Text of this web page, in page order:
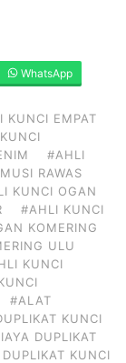
WhatsApp
KUNCI EMPAT
#AHLI
RAWAS
KUNCI OGAN
#AHLI KUNCI
KOMERING
ULU
KUNCI
#ALAT
KUNCI
DUPLIKAT
KUNCI